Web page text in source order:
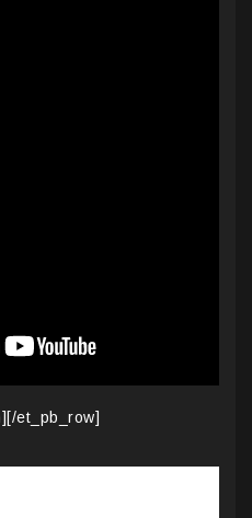
et_pb_row]